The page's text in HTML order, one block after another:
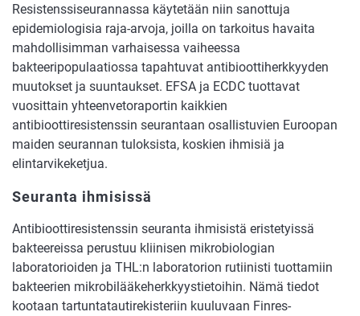
Resistenssiseurannassa käytetään niin sanottuja
epidemiologisia raja-arvoja, joilla on tarkoitus havaita
mahdollisimman varhaisessa vaiheessa
bakteeripopulaatiossa tapahtuvat antibioottiherkkyyden
muutokset ja suuntaukset. EFSA ja ECDC tuottavat
vuosittain yhteenvetoraportin kaikkien
antibioottiresistenssin seurantaan osallistuvien Euroopan
maiden seurannan tuloksista, koskien ihmisiä ja
elintarvikeketjua.
Seuranta ihmisissä
Antibioottiresistenssin seuranta ihmisistä eristetyissä
bakteereissa perustuu kliinisen mikrobiologian
laboratorioiden ja THL:n laboratorion rutiinisti tuottamiin
bakteerien mikrobilääkeherkkyystietoihin. Nämä tiedot
kootaan tartuntatautirekisteriin kuuluvaan Finres-